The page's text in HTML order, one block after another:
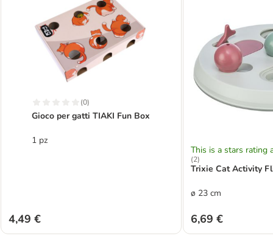
(0)
Gioco per gatti TIAKI Fun Box
1 pz
4,49 €
This is a stars rating
(2)
Trixie Cat Activity
ø 23 cm
6,69 €